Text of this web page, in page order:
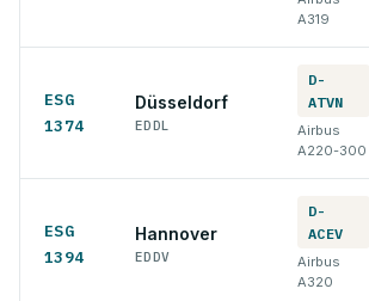
A319
ESG
1374
Düsseldorf
EDDL
D-
ATVN
Airbus
A220-300
ESG
1394
Hannover
EDDV
D-
ACEV
Airbus
A320